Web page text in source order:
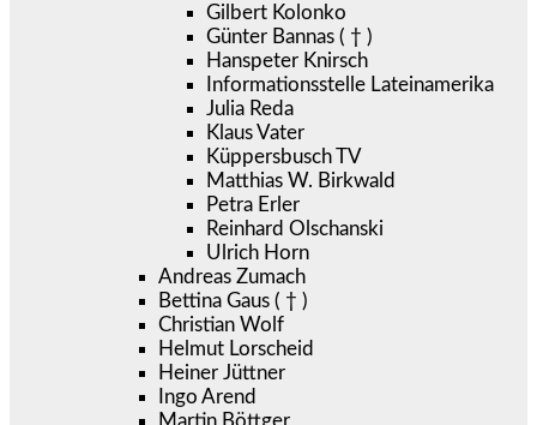
Gilbert Kolonko
Günter Bannas ( † )
Hanspeter Knirsch
Informationsstelle Lateinamerika
Julia Reda
Klaus Vater
Küppersbusch TV
Matthias W. Birkwald
Petra Erler
Reinhard Olschanski
Ulrich Horn
Andreas Zumach
Bettina Gaus ( † )
Christian Wolf
Helmut Lorscheid
Heiner Jüttner
Ingo Arend
Martin Böttger